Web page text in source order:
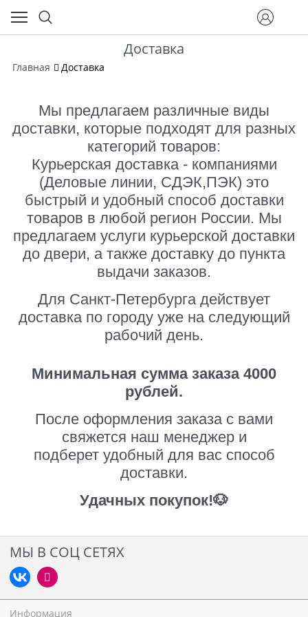
Доставка
Главная Доставка
Мы предлагаем различные виды
доставки, которые подходят для разных
категорий товаров:
Курьерская доставка - компаниями
(Деловые линии, СДЭК,ПЭК) это
быстрый и удобный способ доставки
товаров в любой регион России. Мы
предлагаем услуги курьерской доставки
до двери, а также доставку до пункта
выдачи заказов.
Для Санкт-Петербурга действует
доставка по городу уже на следующий
рабочий день.
Минимальная сумма заказа 4000
рублей.
После оформления заказа с вами
свяжется наш менеджер и
подберет удобный для вас способ
доставки.
Удачных покупок!🐶
МЫ В СОЦ СЕТЯХ
Информация